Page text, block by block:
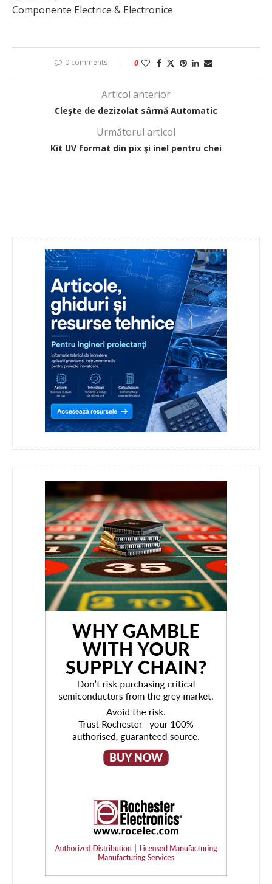
Componente Electrice & Electronice
0 comments 0
Articol anterior
Cleşte de dezizolat sârmă Automatic
Următorul articol
Kit UV format din pix şi inel pentru chei